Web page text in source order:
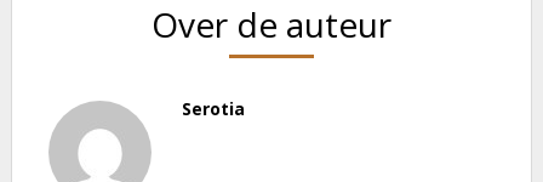
Over de auteur
Serotia